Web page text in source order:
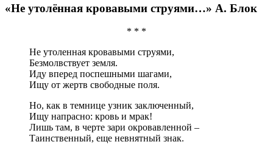
«Не утолённая кровавыми струями…» А. Блок
* * *
Не утоленная кровавыми струями,
Безмолвствует земля.
Иду вперед поспешными шагами,
Ищу от жертв свободные поля.
Но, как в темнице узник заключенный,
Ищу напрасно: кровь и мрак!
Лишь там, в черте зари окровавленной –
Таинственный, еще невнятный знак.